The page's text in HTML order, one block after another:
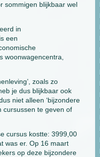
sommigen blijkbaar wel
in
een
woonwagencentra,
zoals zo
je dus blijkbaar ook
niet alleen ‘bijzondere
cursussen te geven of
cursus kostte: 3999,00
was er. Op 16 maart
op deze bijzondere